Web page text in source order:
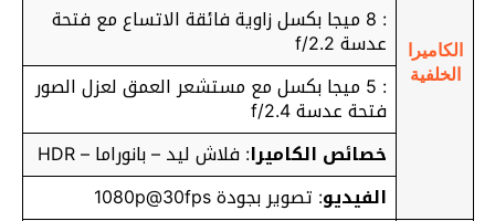
الكاميرا
الخلفية
: 8 ميجا بكسل زاوية فائقة الاتساع مع فتحة
عدسة f/2.2
: 5 ميجا بكسل مع مستشعر العمق لعزل الصور
فتحة عدسة f/2.4
خصائص الكاميرا: فلاش ليد – بانوراما – HDR
الفيديو: تصوير بجودة 1080p@30fps